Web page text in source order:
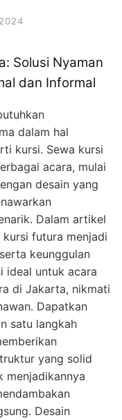
Solusi Nyaman
dan Informal
dalam hal
kursi. Sewa kursi
acara, mulai
desain yang
Dalam artikel
futura menjadi
keunggulan
ideal untuk acara
di Jakarta, nikmati
Dapatkan
satu langkah
yang solid
menjadikannya
Desain